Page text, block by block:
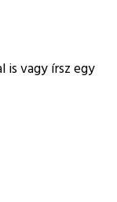
is vagy írsz egy